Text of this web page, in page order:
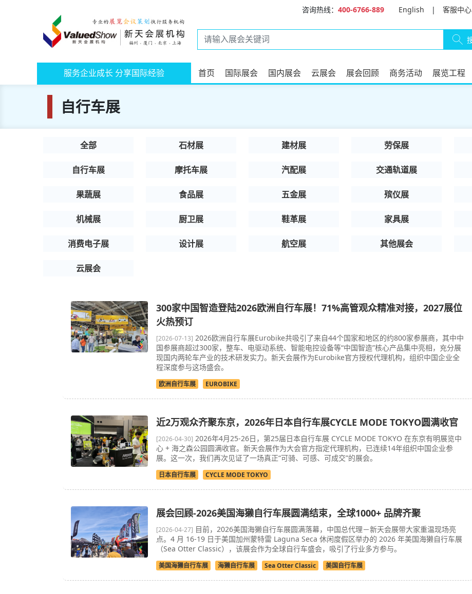
咨询热线： 400-6766-889 English | 客服中心
服务企业成长 分享国际经验 首页 国际展会 国内展会 云展会 展会回顾 商务活动 展览工程
自行车展
全部 石材展 建材展 劳保展
自行车展 摩托车展 汽配展 交通轨道展
果蔬展 食品展 五金展 殡仪展
机械展 厨卫展 鞋革展 家具展
消费电子展 设计展 航空展 其他展会
云展会
300家中国智造登陆2026欧洲自行车展！71%高管观众精准对接，2027展位
火热预订
[2026-07-13] 2026欧洲自行车展Eurobike共吸引了来自44个国家和地区的约800家参展商，其中中
国参展商超过300家，整车、电驱动系统、智能电控设备等“中国智造”核心产品集中亮相，充分展
现国内两轮车产业的技术研发实力。新天会展作为Eurobike官方授权代理机构，组织中国企业全
程深度参与这场盛会。
欧洲自行车展 EUROBIKE
近2万观众齐聚东京，2026年日本自行车展CYCLE MODE TOKYO圆满收官
[2026-04-30] 2026年4月25-26日，第25届日本自行车展 CYCLE MODE TOKYO 在东京有明展览中
心 + 海之森公园圆满收官。新天会展作为大会官方指定代理机构，已连续14年组织中国企业参
展。这一次，我们再次见证了一场真正“可骑、可感、可成交”的展会。
日本自行车展 CYCLE MODE TOKYO
展会回顾-2026美国海獭自行车展圆满结束，全球1000+ 品牌齐聚
[2026-04-27] 目前，2026美国海獭自行车展圆满落幕，中国总代理－新天会展带大家重温现场亮
点。4 月 16-19 日于美国加州蒙特雷 Laguna Seca 休闲度假区举办的 2026 年美国海獭自行车展
（Sea Otter Classic），该展会作为全球自行车盛会，吸引了行业多方参与。
美国海獭自行车展 海獭自行车展 Sea Otter Classic 美国自行车展